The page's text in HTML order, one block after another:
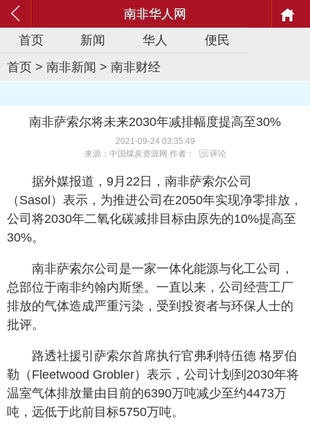
南非华人网
首页
新闻 华人
便民
首页 > 南非新闻 > 南非财经
南非萨索尔将未来2030年减排幅度提高至30%
2021-09-24 03:35:49
来源：中国煤炭资源网 作者：
评论
据外媒报道，9月22日，南非萨索尔公司
（Sasol）表示，为推进公司在2050年实现净零排放，
公司将2030年二氧化碳减排目标由原先的10%提高至
30%。
南非萨索尔公司是一家一体化能源与化工公司，
总部位于南非约翰内斯堡。一直以来，公司经营工厂
排放的气体造成严重污染，受到投资者与环保人士的
批评。
路透社援引萨索尔首席执行官弗利特伍德 格罗伯
勒（Fleetwood Grobler）表示，公司计划到2030年将
温室气体排放量由目前的6390万吨减少至约4473万
吨，远低于此前目标5750万吨。